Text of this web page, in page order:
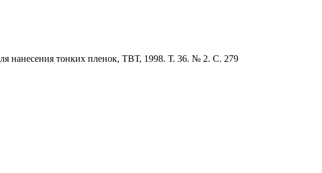
нанесения тонких пленок, ТВТ, 1998. Т. 36. № 2. С. 279